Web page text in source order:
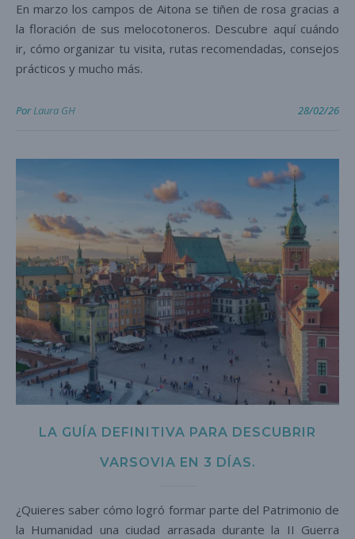
En marzo los campos de Aitona se tiñen de rosa gracias a
la floración de sus melocotoneros. Descubre aquí cuándo
ir, cómo organizar tu visita, rutas recomendadas, consejos
prácticos y mucho más.
PorLaura GH 28/02/26
LA GUÍA DEFINITIVA PARA DESCUBRIR
VARSOVIA EN 3 DÍAS.
¿Quieres saber cómo logró formar parte del Patrimonio de
la Humanidad una ciudad arrasada durante la II Guerra